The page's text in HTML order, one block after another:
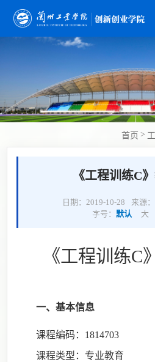
首页 >
《工程训练C
日期：2019-10-28 来源：
字号： 默认 大
《工程训练C
一、基本信息
课程编码： 1814703
课程类型：专业教育